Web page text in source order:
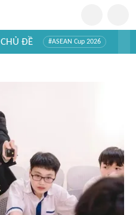
CHỦ ĐỀ #ASEAN Cup 2026